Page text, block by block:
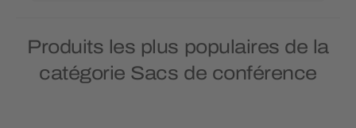
Produits les plus populaires de la
catégorie Sacs de conférence